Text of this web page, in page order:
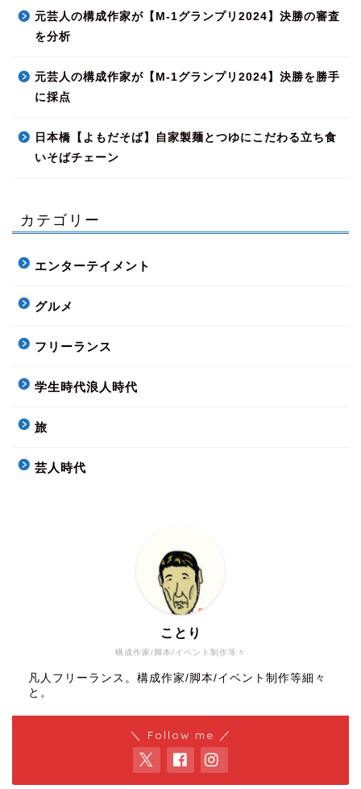
元芸人の構成作家が【M-1グランプリ2024】決勝の審査
を分析
元芸人の構成作家が【M-1グランプリ2024】決勝を勝手
に採点
日本橋【よもだそば】自家製麺とつゆにこだわる立ち食
いそばチェーン
カテゴリー
エンターテイメント
グルメ
フリーランス
学生時代浪人時代
旅
芸人時代
構成作家/脚本/イベント制作等々
ことり
凡人フリーランス。構成作家/脚本/イベント制作等細々
と。
＼ Follow me ／